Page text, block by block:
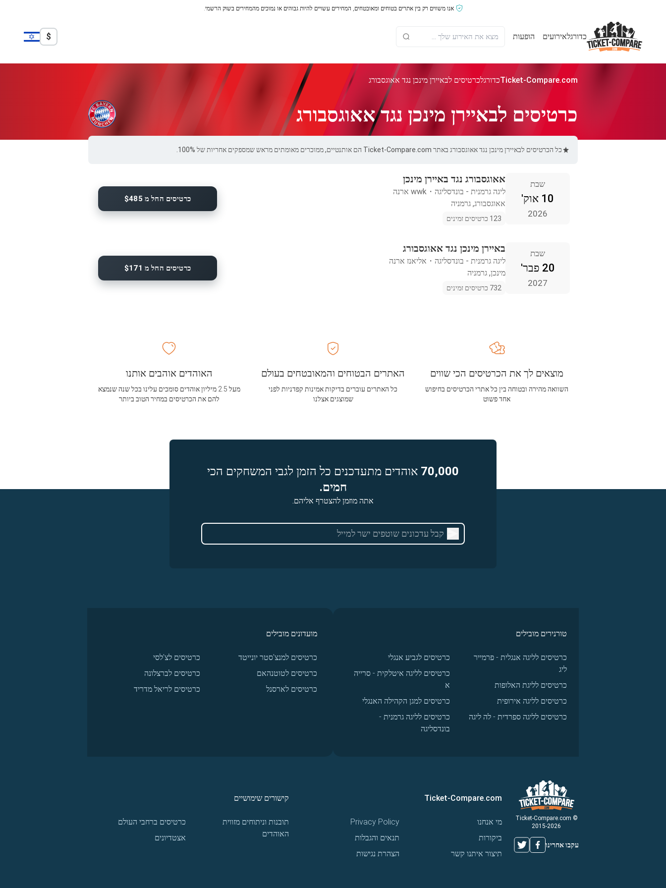
אנו משווים רק בין אתרים בטוחים ומאובטחים, המחירים עשויים להיות גבוהים או נמוכים מהמחירים בשוק הרשמי.
כדורגלאירועים הופעות $
Ticket-Compare.comכדורגלכרטיסים לבאיירן מינכן נגד אאוגסבורג
כרטיסים לבאיירן מינכן נגד אאוגסבורג
כל הכרטיסים לבאיירן מינכן נגד אאוגסבורג באתר Ticket-Compare.com הם אותנטיים, ממוכרים מאומתים מראש שמספקים אחריות של 100%.
שבת
10 אוק'
2026
אאוגסבורג נגד באיירן מינכן
ליגה גרמנית - בונדסליגה ・ wwk ארנה
אאוגסבורג, גרמניה
123 כרטיסים זמינים
כרטיסים החל מ $485
שבת
20 פבר'
2027
באיירן מינכן נגד אאוגסבורג
ליגה גרמנית - בונדסליגה ・ אליאנז ארנה
מינכן, גרמניה
732 כרטיסים זמינים
כרטיסים החל מ $171
האתרים הבטוחים והמאובטחים בעולם
כל האתרים עוברים בדיקות אמינות קפדניות לפני
שמוצגים אצלנו
מוצאים לך את הכרטיסים הכי שווים
השוואה מהירה ובטוחה בין כל אתרי הכרטיסים בחיפוש
אחד פשוט
האוהדים אוהבים אותנו
מעל 2.5 מיליון אוהדים סומכים עלינו בכל שנה שנמצא
להם את הכרטיסים במחיר הטוב ביותר
70,000 אוהדים מתעדכנים כל הזמן לגבי המשחקים הכי
חמים.
אתה מוזמן להצטרף אליהם.
טורנירים מובילים
כרטיסים לליגה אנגלית - פרמייר
ליג
כרטיסים לליגת האלופות
כרטיסים לליגה אירופית
כרטיסים לליגה ספרדית - לה ליגה
כרטיסים לגביע אנגלי
כרטיסים לליגה איטלקית - סרייה
א
כרטיסים למגן הקהילה האנגלי
כרטיסים לליגה גרמנית -
בונדסליגה
מועדונים מובילים
כרטיסים למנצ'סטר יונייטד
כרטיסים לטוטנהאם
כרטיסים לארסנל
כרטיסים לצ'לסי
כרטיסים לברצלונה
כרטיסים לריאל מדריד
© Ticket-Compare.com
2015-2026
עקבו אחרינו
Ticket-Compare.com
מי אנחנו
ביקורות
תיצור איתנו קשר
Privacy Policy
תנאים והגבלות
הצהרת נגישות
קישורים שימושיים
תובנות וניתוחים מזווית
האוהדים
כרטיסים ברחבי העולם
אצטדיונים